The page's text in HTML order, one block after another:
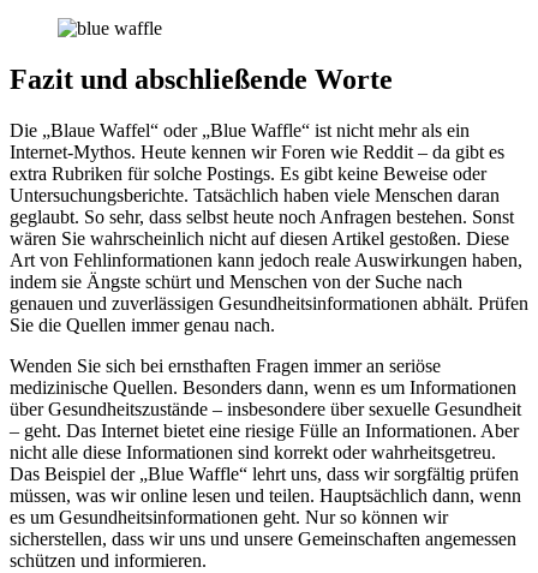
Fazit und abschließende Worte
Die „Blaue Waffel“ oder „Blue Waffle“ ist nicht mehr als ein
Internet-Mythos. Heute kennen wir Foren wie Reddit – da gibt es
extra Rubriken für solche Postings. Es gibt keine Beweise oder
Untersuchungsberichte. Tatsächlich haben viele Menschen daran
geglaubt. So sehr, dass selbst heute noch Anfragen bestehen. Sonst
wären Sie wahrscheinlich nicht auf diesen Artikel gestoßen. Diese
Art von Fehlinformationen kann jedoch reale Auswirkungen haben,
indem sie Ängste schürt und Menschen von der Suche nach
genauen und zuverlässigen Gesundheitsinformationen abhält. Prüfen
Sie die Quellen immer genau nach.
Wenden Sie sich bei ernsthaften Fragen immer an seriöse
medizinische Quellen. Besonders dann, wenn es um Informationen
über Gesundheitszustände – insbesondere über sexuelle Gesundheit
– geht. Das Internet bietet eine riesige Fülle an Informationen. Aber
nicht alle diese Informationen sind korrekt oder wahrheitsgetreu.
Das Beispiel der „Blue Waffle“ lehrt uns, dass wir sorgfältig prüfen
müssen, was wir online lesen und teilen. Hauptsächlich dann, wenn
es um Gesundheitsinformationen geht. Nur so können wir
sicherstellen, dass wir uns und unsere Gemeinschaften angemessen
schützen und informieren.